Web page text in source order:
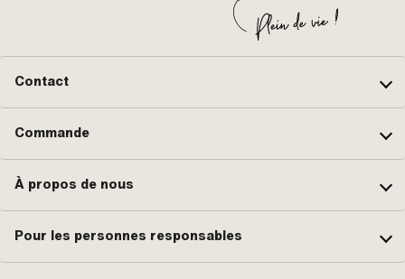
Contact
Commande
À propos de nous
Pour les personnes responsables